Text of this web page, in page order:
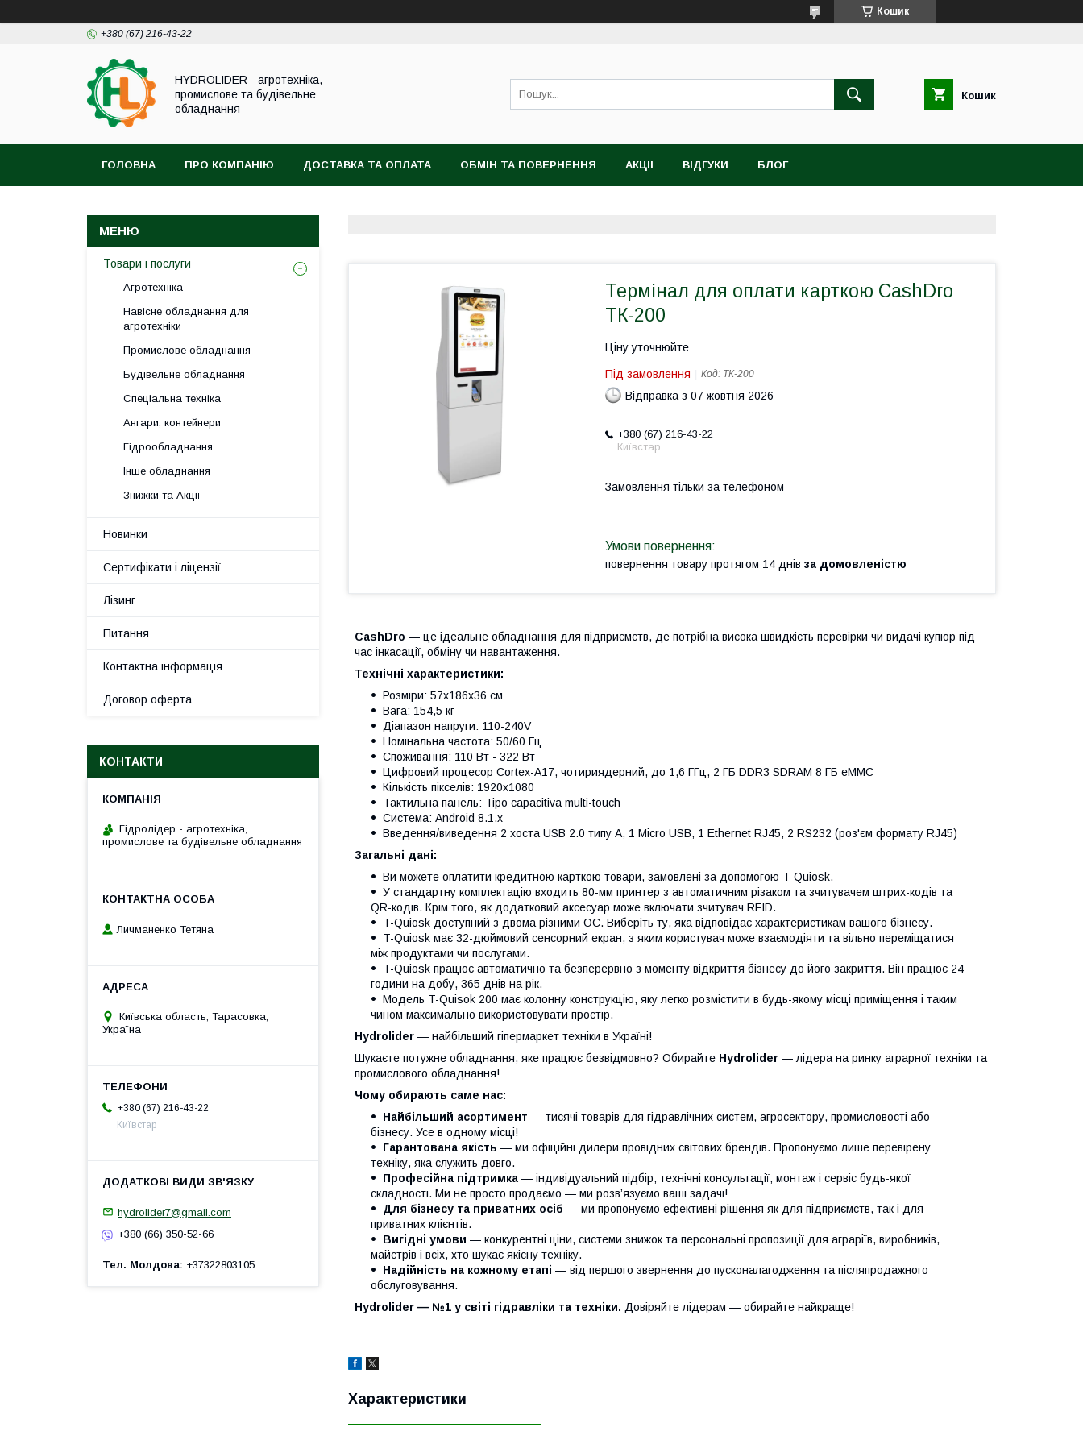
Кошик
+380 (67) 216-43-22
HYDROLIDER - агротехніка,
промислове та будівельне
обладнання
Кошик
ГОЛОВНА ПРО КОМПАНІЮ ДОСТАВКА ТА ОПЛАТА ОБМІН ТА ПОВЕРНЕННЯ АКЦІІ ВІДГУКИ БЛОГ
Термінал для оплати карткою CashDro
ТК-200
Ціну уточнюйте
Під замовлення Код: ТК-200
Відправка з 07 жовтня 2026
+380 (67) 216-43-22
Київстар
Замовлення тільки за телефоном
повернення товару протягом 14 днів за домовленістю
CashDro — це ідеальне обладнання для підприємств, де потрібна висока швидкість перевірки чи видачі купюр під
час інкасації, обміну чи навантаження.
Технічні характеристики:
Розміри: 57x186x36 см
Вага: 154,5 кг
Діапазон напруги: 110-240V
Номінальна частота: 50/60 Гц
Споживання: 110 Вт - 322 Вт
Цифровий процесор Cortex-A17, чотириядерний, до 1,6 ГГц, 2 ГБ DDR3 SDRAM 8 ГБ eMMC
Кількість пікселів: 1920x1080
Тактильна панель: Tipo capacitiva multi-touch
Система: Android 8.1.x
Введення/виведення 2 хоста USB 2.0 типу A, 1 Micro USB, 1 Ethernet RJ45, 2 RS232 (роз'єм формату RJ45)
Загальні дані:
Ви можете оплатити кредитною карткою товари, замовлені за допомогою T-Quiosk.
У стандартну комплектацію входить 80-мм принтер з автоматичним різаком та зчитувачем штрих-кодів та
QR-кодів. Крім того, як додатковий аксесуар може включати зчитувач RFID.
T-Quiosk доступний з двома різними ОС. Виберіть ту, яка відповідає характеристикам вашого бізнесу.
T-Quiosk має 32-дюймовий сенсорний екран, з яким користувач може взаємодіяти та вільно переміщатися
між продуктами чи послугами.
T-Quiosk працює автоматично та безперервно з моменту відкриття бізнесу до його закриття. Він працює 24
години на добу, 365 днів на рік.
Модель T-Quisok 200 має колонну конструкцію, яку легко розмістити в будь-якому місці приміщення і таким
чином максимально використовувати простір.
Hydrolider — найбільший гіпермаркет техніки в Україні!
Шукаєте потужне обладнання, яке працює безвідмовно? Обирайте Hydrolider — лідера на ринку аграрної техніки та
промислового обладнання!
Чому обирають саме нас:
Найбільший асортимент — тисячі товарів для гідравлічних систем, агросектору, промисловості або
бізнесу. Усе в одному місці!
Гарантована якість — ми офіційні дилери провідних світових брендів. Пропонуємо лише перевірену
техніку, яка служить довго.
Професійна підтримка — індивідуальний підбір, технічні консультації, монтаж і сервіс будь-якої
складності. Ми не просто продаємо — ми розв’язуємо ваші задачі!
Для бізнесу та приватних осіб — ми пропонуємо ефективні рішення як для підприємств, так і для
приватних клієнтів.
Вигідні умови — конкурентні ціни, системи знижок та персональні пропозиції для аграріїв, виробників,
майстрів і всіх, хто шукає якісну техніку.
Надійність на кожному етапі — від першого звернення до пусконалагодження та післяпродажного
обслуговування.
Hydrolider — №1 у світі гідравліки та техніки. Довіряйте лідерам — обирайте найкраще!
Характеристики
Товари і послуги
Агротехніка
Навісне обладнання для
агротехніки
Промислове обладнання
Будівельне обладнання
Спеціальна техніка
Ангари, контейнери
Гідрообладнання
Інше обладнання
Знижки та Акції
Новинки
Сертифікати і ліцензії
Лізинг
Питання
Контактна інформація
Договор оферта
КОНТАКТИ
Гідролідер - агротехніка,
промислове та будівельне обладнання
Личманенко Тетяна
Київська область, Тарасовка,
Україна
+380 (67) 216-43-22
Київстар
hydrolider7@gmail.com
+380 (66) 350-52-66
Тел. Молдова +37322803105